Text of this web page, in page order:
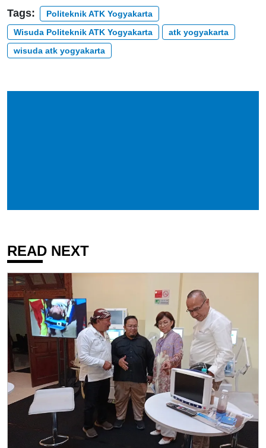
Tags:
Politeknik ATK Yogyakarta
Wisuda Politeknik ATK Yogyakarta
atk yogyakarta
wisuda atk yogyakarta
READ NEXT